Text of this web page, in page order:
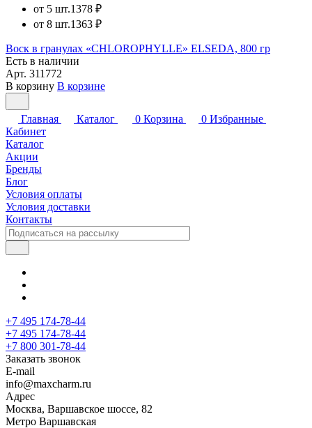
от 5 шт.1378 ₽
от 8 шт.1363 ₽
Воск в гранулах «CHLOROPHYLLE» ELSEDA, 800 гр
Есть в наличии
Арт. 311772
В корзину В корзине
Главная Каталог 0 Корзина 0 Избранные
Кабинет
Каталог
Акции
Бренды
Блог
Условия оплаты
Условия доставки
Контакты
+7 495 174-78-44
+7 495 174-78-44
+7 800 301-78-44
Заказать звонок
E-mail
info@maxcharm.ru
Адрес
Москва, Варшавское шоссе, 82
Метро Варшавская